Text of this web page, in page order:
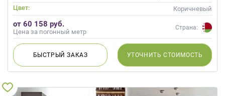
Неоклассика
Цвет: Коричневый
от 60 158 руб.
Цена за погонный метр
Страна:
БЫСТРЫЙЗАКАЗ УТОЧНИТЬ СТОИМОСТЬ